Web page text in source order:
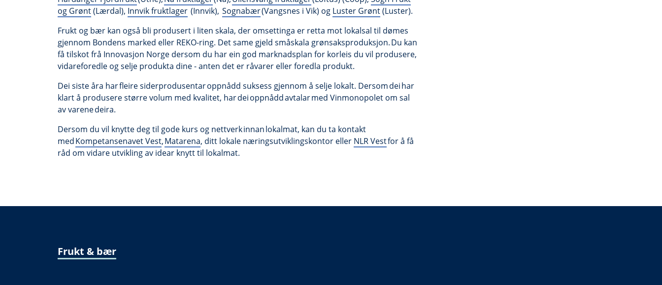
og Grønt(Lærdal), Innvik fruktlager (Innvik), Sognabær(Vangsnes i Vik) og Luster Grønt(Luster).
Frukt og bær kan også bli produsert i liten skala, der omsettinga er retta mot lokalsal til dømes
gjennom Bondens marked eller REKO-ring. Det same gjeld småskala grønsaksproduksjon. Du kan
få tilskot frå Innovasjon Norge dersom du har ein god marknadsplan for korleis du vil produsere,
vidareforedle og selje produkta dine - anten det er råvarer eller foredla produkt.
Dei siste åra har fleire siderprodusentar oppnådd suksess gjennom å selje lokalt. Dersom dei har
klart å produsere større volum med kvalitet, har dei oppnådd avtalar med Vinmonopolet om sal
av varene deira.
Dersom du vil knytte deg til gode kurs og nettverk innan lokalmat, kan du ta kontakt
medKompetansenavet Vest,Matarena, ditt lokale næringsutviklingskontor eller NLR Vestfor å få
råd om vidare utvikling av idear knytt til lokalmat.
Frukt & bær